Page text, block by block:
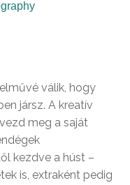
válik, hogy
jársz. A kreatív
meg a saját
kezdve a húst –
is, extraként pedig